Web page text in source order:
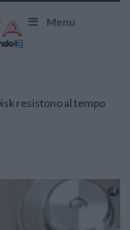
Menu
resistono al tempo